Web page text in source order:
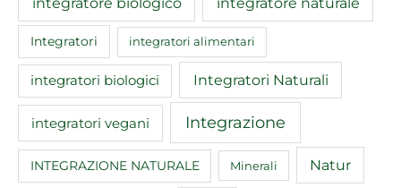
Integratori integratori alimentari
integratori biologici Integratori Naturali
integratori vegani Integrazione
INTEGRAZIONE NATURALE Minerali Natur